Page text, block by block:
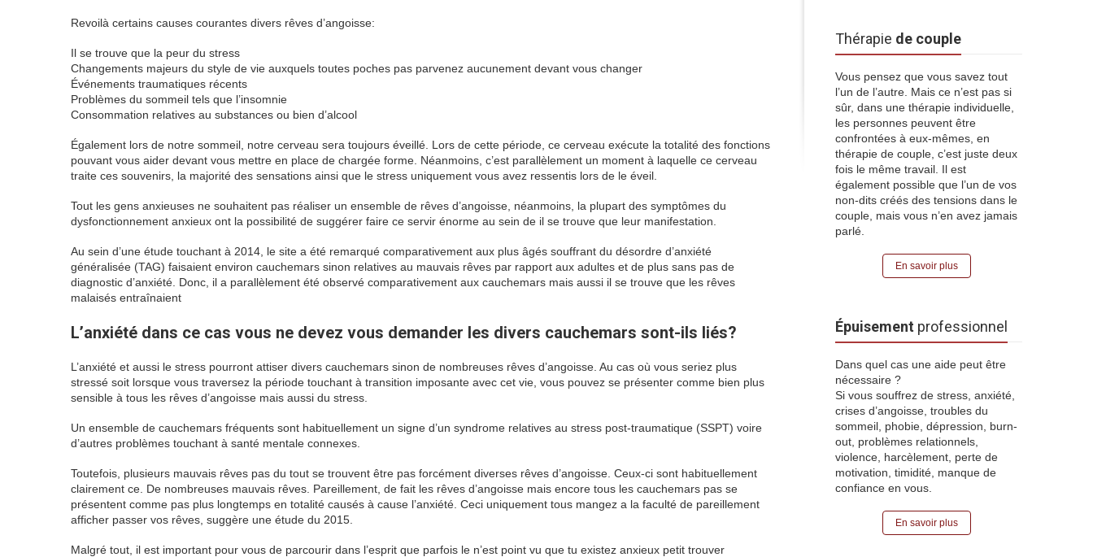
Revoilà certains causes courantes divers rêves d’angoisse:
Il se trouve que la peur du stress
Changements majeurs du style de vie auxquels toutes poches pas parvenez aucunement devant vous changer
Événements traumatiques récents
Problèmes du sommeil tels que l’insomnie
Consommation relatives au substances ou bien d’alcool
Également lors de notre sommeil, notre cerveau sera toujours éveillé. Lors de cette période, ce cerveau exécute la totalité des fonctions
pouvant vous aider devant vous mettre en place de chargée forme. Néanmoins, c’est parallèlement un moment à laquelle ce cerveau
traite ces souvenirs, la majorité des sensations ainsi que le stress uniquement vous avez ressentis lors de le éveil.
Tout les gens anxieuses ne souhaitent pas réaliser un ensemble de rêves d’angoisse, néanmoins, la plupart des symptômes du
dysfonctionnement anxieux ont la possibilité de suggérer faire ce servir énorme au sein de il se trouve que leur manifestation.
Au sein d’une étude touchant à 2014, le site a été remarqué comparativement aux plus âgés souffrant du désordre d’anxiété
généralisée (TAG) faisaient environ cauchemars sinon relatives au mauvais rêves par rapport aux adultes et de plus sans pas de
diagnostic d’anxiété. Donc, il a parallèlement été observé comparativement aux cauchemars mais aussi il se trouve que les rêves
malaisés entraînaient
L’anxiété dans ce cas vous ne devez vous demander les divers cauchemars sont-ils liés?
L’anxiété et aussi le stress pourront attiser divers cauchemars sinon de nombreuses rêves d’angoisse. Au cas où vous seriez plus
stressé soit lorsque vous traversez la période touchant à transition imposante avec cet vie, vous pouvez se présenter comme bien plus
sensible à tous les rêves d’angoisse mais aussi du stress.
Un ensemble de cauchemars fréquents sont habituellement un signe d’un syndrome relatives au stress post-traumatique (SSPT) voire
d’autres problèmes touchant à santé mentale connexes.
Toutefois, plusieurs mauvais rêves pas du tout se trouvent être pas forcément diverses rêves d’angoisse. Ceux-ci sont habituellement
clairement ce. De nombreuses mauvais rêves. Pareillement, de fait les rêves d’angoisse mais encore tous les cauchemars pas se
présentent comme pas plus longtemps en totalité causés à cause l’anxiété. Ceci uniquement tous mangez a la faculté de pareillement
afficher passer vos rêves, suggère une étude du 2015.
Malgré tout, il est important pour vous de parcourir dans l’esprit que parfois le n’est point vu que tu existez anxieux petit trouver
Thérapie de couple
Vous pensez que vous savez tout
l’un de l’autre. Mais ce n’est pas si
sûr, dans une thérapie individuelle,
les personnes peuvent être
confrontées à eux-mêmes, en
thérapie de couple, c’est juste deux
fois le même travail. Il est
également possible que l’un de vos
non-dits créés des tensions dans le
couple, mais vous n’en avez jamais
parlé.
En savoir plus
Épuisement professionnel
Dans quel cas une aide peut être
nécessaire ?
Si vous souffrez de stress, anxiété,
crises d’angoisse, troubles du
sommeil, phobie, dépression, burn-
out, problèmes relationnels,
violence, harcèlement, perte de
motivation, timidité, manque de
confiance en vous.
En savoir plus